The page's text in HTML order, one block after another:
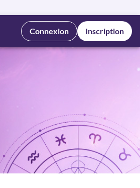
Connexion Inscription